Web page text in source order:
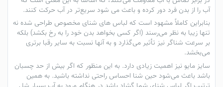
آب را از بدن فرد دور کرده و باعث می شود سریع‌تر در آب حرکت کنند.
بنابراین کاملاً مشهود است که لباس های شنای مخصوص طراحی شده نه
تنها زیبا به نظر می‌رسند (اگر کسی بخواهد بدن خود را به رخ بکشد) بلکه
بر سرعت شناگر نیز تأثیر می‌گذارد و به آنها نسبت به سایر رقبا برتری
می‌بخشد.
سایزمایو نیز اهمیت زیادی دارد. به این منظور که اگر بیش از حد چسبان
باشد باعث می‌شود حین شنا احساس راحتی نداشته باشید. به همین